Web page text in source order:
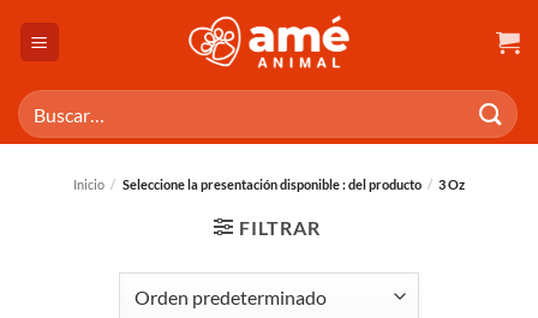
Buscar
por:
Inicio / Seleccione la presentación disponible : del producto / 3 Oz
FILTRAR